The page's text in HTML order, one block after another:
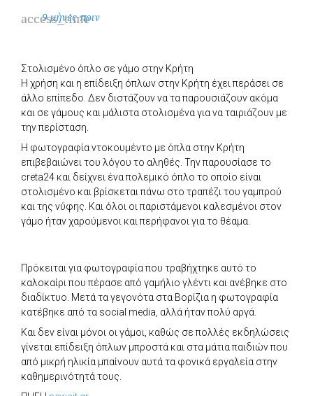
access_time
9 μήνες πριν
Στολισμένο όπλο σε γάμο στην Κρήτη
Η χρήση και η επίδειξη όπλων στην Κρήτη έχει περάσει σε
άλλο επίπεδο. Δεν διστάζουν να τα παρουσιάζουν ακόμα
και σε γάμους και μάλιστα στολισμένα για να ταιριάζουν με
την περίσταση.
Η φωτογραφία ντοκουμέντο με όπλα στην Κρήτη
επιβεβαιώνει του λόγου το αληθές. Την παρουσίασε το
creta24 και δείχνει ένα πολεμικό όπλο το οποίο είναι
στολισμένο και βρίσκεται πάνω στο τραπέζι του γαμπρού
και της νύφης. Και όλοι οι παριστάμενοι καλεσμένοι στον
γάμο ήταν χαρούμενοι και περήφανοι για το θέαμα.
Πρόκειται για φωτογραφία που τραβήχτηκε αυτό το
καλοκαίρι που πέρασε από γαμήλιο γλέντι και ανέβηκε στο
διαδίκτυο. Μετά τα γεγονότα στα Βορίζια η φωτογραφία
κατέβηκε από τα social media, αλλά ήταν πολύ αργά.
Και δεν είναι μόνοι οι γάμοι, καθώς σε πολλές εκδηλώσεις
γίνεται επίδειξη όπλων μπροστά και στα μάτια παιδιών που
από μικρή ηλικία μπαίνουν αυτά τα φονικά εργαλεία στην
καθημερινότητά τους.